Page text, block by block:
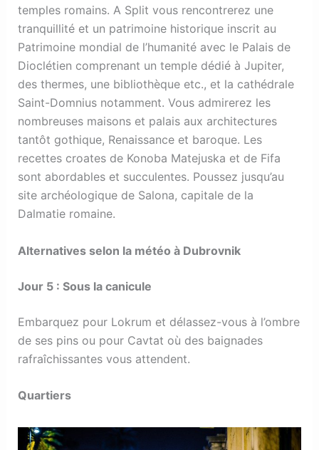
temples romains. A Split vous rencontrerez une
tranquillité et un patrimoine historique inscrit au
Patrimoine mondial de l’humanité avec le Palais de
Dioclétien comprenant un temple dédié à Jupiter,
des thermes, une bibliothèque etc., et la cathédrale
Saint-Domnius notamment. Vous admirerez les
nombreuses maisons et palais aux architectures
tantôt gothique, Renaissance et baroque. Les
recettes croates de Konoba Matejuska et de Fifa
sont abordables et succulentes. Poussez jusqu’au
site archéologique de Salona, capitale de la
Dalmatie romaine.
Alternatives selon la météo à Dubrovnik
Jour 5 : Sous la canicule
Embarquez pour Lokrum et délassez-vous à l’ombre
de ses pins ou pour Cavtat où des baignades
rafraîchissantes vous attendent.
Quartiers